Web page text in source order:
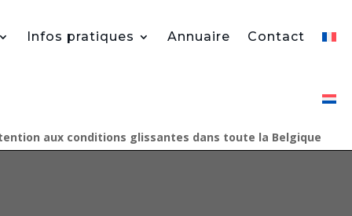
Infos pratiques Annuaire Contact
aux conditions glissantes dans toute la Belgique